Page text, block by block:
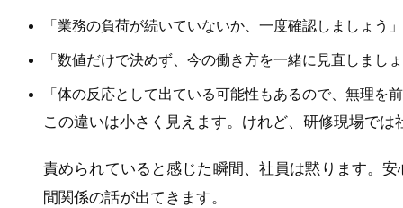
「業務の負荷が続いていないか、一度確認しましょう」
「数値だけで決めず、今の働き方を一緒に見直しまし
「体の反応として出ている可能性もあるので、無理を
この違いは小さく見えます。けれど、研修現場で
責められていると感じた瞬間、社員は黙ります。
間関係の話が出てきます。